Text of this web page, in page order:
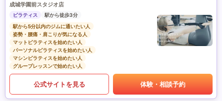
成城学園前スタジオ店
ピラティス
駅から徒歩3分
駅から5分以内のジムに通いたい人
姿勢・腰痛・肩こりが気になる人
マットピラティスを始めたい人
パーソナルピラティスを始めたい人
マシンピラティスを始めたい人
グループレッスンで始めたい人
公式サイトを見る 体験・相談予約